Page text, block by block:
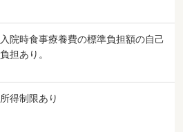
入院時食事療養費の標準負担額の自己
負担あり。
所得制限あり